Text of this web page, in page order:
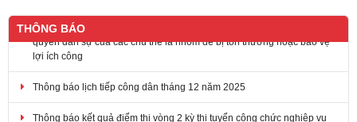
THÔNG BÁO
Thông báo lịch tiếp công dân tháng 12 năm 2025
Thông báo kết quả điểm thi vòng 2 kỳ thi tuyển công chức nghiệp vụ
kiểm sát ngành Kiểm sát nhân dân đợt 2 năm 2025 và thủ tục phúc
khảo